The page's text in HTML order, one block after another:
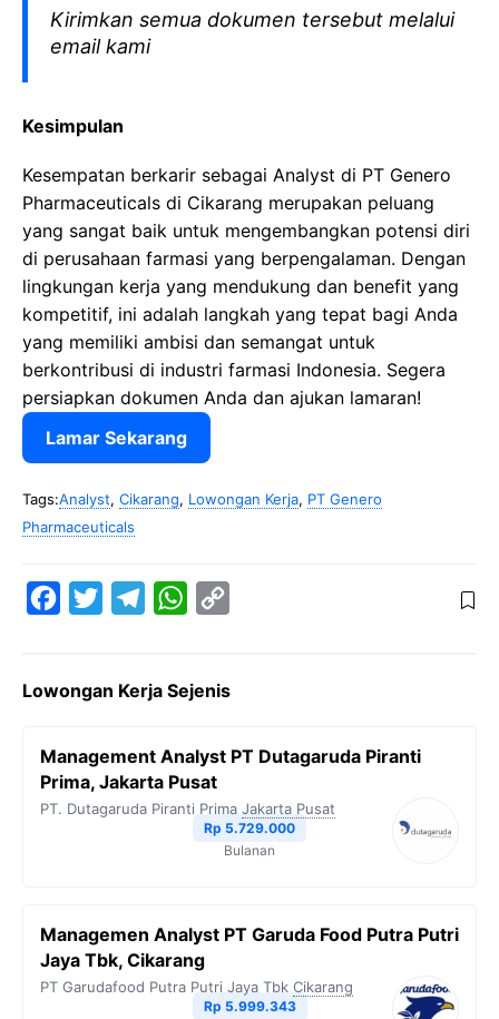
Kirimkan semua dokumen tersebut melalui
email kami
Kesimpulan
Kesempatan berkarir sebagai Analyst di PT Genero
Pharmaceuticals di Cikarang merupakan peluang
yang sangat baik untuk mengembangkan potensi diri
di perusahaan farmasi yang berpengalaman. Dengan
lingkungan kerja yang mendukung dan benefit yang
kompetitif, ini adalah langkah yang tepat bagi Anda
yang memiliki ambisi dan semangat untuk
berkontribusi di industri farmasi Indonesia. Segera
persiapkan dokumen Anda dan ajukan lamaran!
Lamar Sekarang
Tags:Analyst, Cikarang, Lowongan Kerja, PT Genero
Pharmaceuticals
e
o
o
t
e
e
r
a
W
t
A
p
y
i
k
Lowongan Kerja Sejenis
Management Analyst PT Dutagaruda Piranti
Prima, Jakarta Pusat
PT. Dutagaruda Piranti Prima Jakarta Pusat
Rp 5.729.000
Bulanan
Managemen Analyst PT Garuda Food Putra Putri
Jaya Tbk, Cikarang
PT Garudafood Putra Putri Jaya Tbk Cikarang
Rp 5.999.343